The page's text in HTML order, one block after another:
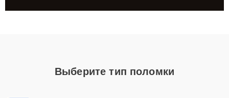
Выберите тип поломки